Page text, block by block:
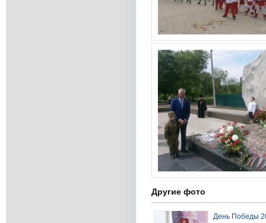
Другие фото
День Победы